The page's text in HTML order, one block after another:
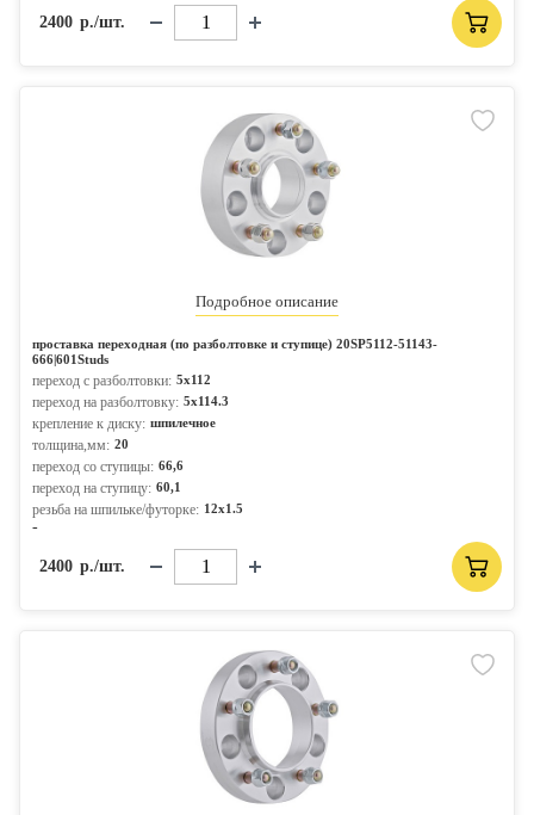
2400 р./шт.
Подробное описание
проставка переходная (по разболтовке и ступице) 20SP5112-51143-
666|601Studs
переход с разболтовки: 5x112
переход на разболтовку: 5x114.3
крепление к диску: шпилечное
толщина,мм: 20
переход со ступицы: 66,6
переход на ступицу: 60,1
резьба на шпильке/футорке: 12x1.5
-
2400 р./шт.